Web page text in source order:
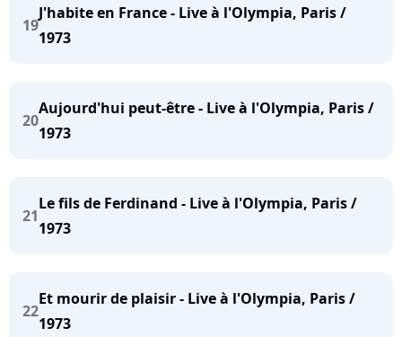
19
J'habite en France - Live à l'Olympia, Paris /
1973
20
Aujourd'hui peut-être - Live à l'Olympia, Paris /
1973
21
Le fils de Ferdinand - Live à l'Olympia, Paris /
1973
22
Et mourir de plaisir - Live à l'Olympia, Paris /
1973